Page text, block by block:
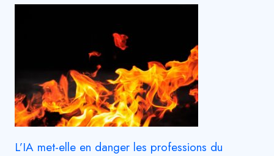
L’IA met-elle en danger les professions du